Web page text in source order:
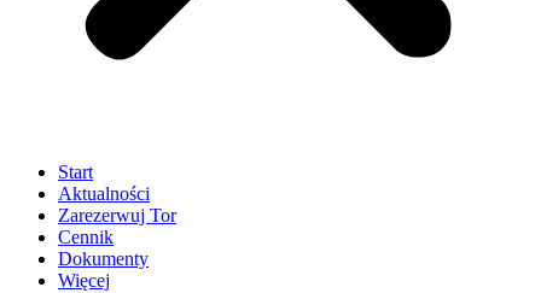
Start
Aktualności
Zarezerwuj Tor
Cennik
Dokumenty
Więcej